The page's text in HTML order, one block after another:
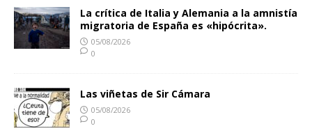
La crítica de Italia y Alemania a la amnistía
migratoria de España es «hipócrita».
05/08/2026
0
Las viñetas de Sir Cámara
05/08/2026
0